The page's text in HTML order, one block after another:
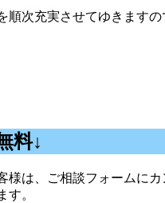
順次充実させてゆきます
料↓
は、ご相談フォーム
。